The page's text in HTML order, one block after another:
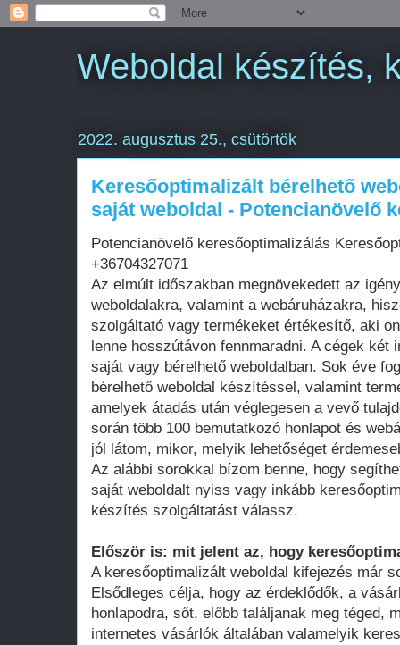
Weboldal készítés,
2022. augusztus 25., csütörtök
Keresőoptimalizált bérelhető
saját weboldal - Potencianövelő
Potencianövelő keresőoptimalizálás
+36704327071
Az elmúlt időszakban megnövekedett az
weboldalakra, valamint a webáruházakra,
szolgáltató vagy termékeket értékesítő, aki
lenne hosszútávon fennmaradni. A cégek két
saját vagy bérelhető weboldalban. Sok éve
bérelhető weboldal készítéssel, valamint
amelyek átadás után véglegesen a vevő
során több 100 bemutatkozó honlapot és
jól látom, mikor, melyik lehetőséget
Az alábbi sorokkal bízom benne, hogy
saját weboldalt nyiss vagy inkább
készítés szolgáltatást válassz.
Először is: mit jelent az, hogy
A keresőoptimalizált weboldal kifejezés már
Elsődleges célja, hogy az érdeklődők, a
honlapodra, sőt, előbb találjanak meg téged,
internetes vásárlók általában valamelyik